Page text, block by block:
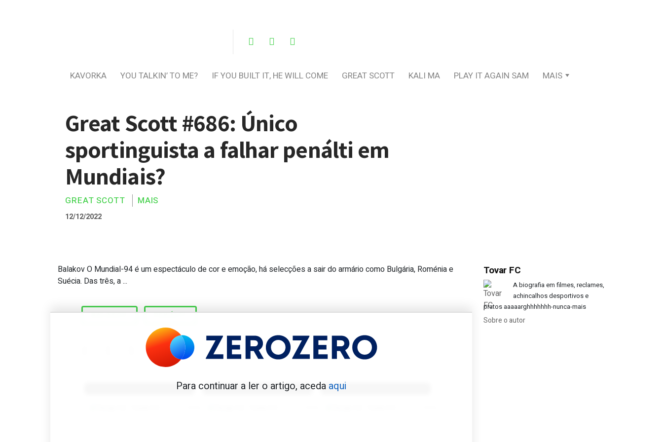
KAVORKA YOU TALKIN’ TO ME? IF YOU BUILT IT, HE WILL COME GREAT SCOTT KALI MA PLAY IT AGAIN SAM MAIS
Great Scott #686: Único
sportinguista a falhar penálti em
Mundiais?
GREAT SCOTT MAIS
12/12/2022
Great Scott #686: Único sportinguista a falhar penálti em Mundiais?
Balakov O Mundial-94 é um espectáculo de cor e emoção, há selecções a sair do armário como Bulgária, Roménia e
Suécia. Das três, a ...
BALAKOV PENÁLTI
Para continuar a ler o artigo, aceda aqui
Tovar FC
A biografia em filmes, reclames,
achincalhos desportivos e
pratos aaaaarghhhhhhh-nunca-mais
Sobre o autor